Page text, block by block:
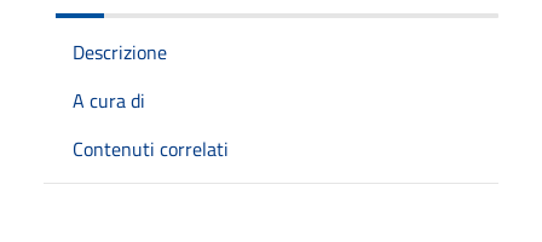
Descrizione
A cura di
Contenuti correlati